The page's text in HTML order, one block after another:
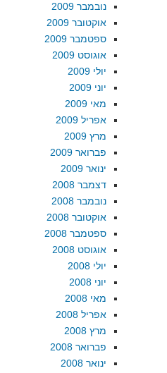
נובמבר 2009
אוקטובר 2009
ספטמבר 2009
אוגוסט 2009
יולי 2009
יוני 2009
מאי 2009
אפריל 2009
מרץ 2009
פברואר 2009
ינואר 2009
דצמבר 2008
נובמבר 2008
אוקטובר 2008
ספטמבר 2008
אוגוסט 2008
יולי 2008
יוני 2008
מאי 2008
אפריל 2008
מרץ 2008
פברואר 2008
ינואר 2008